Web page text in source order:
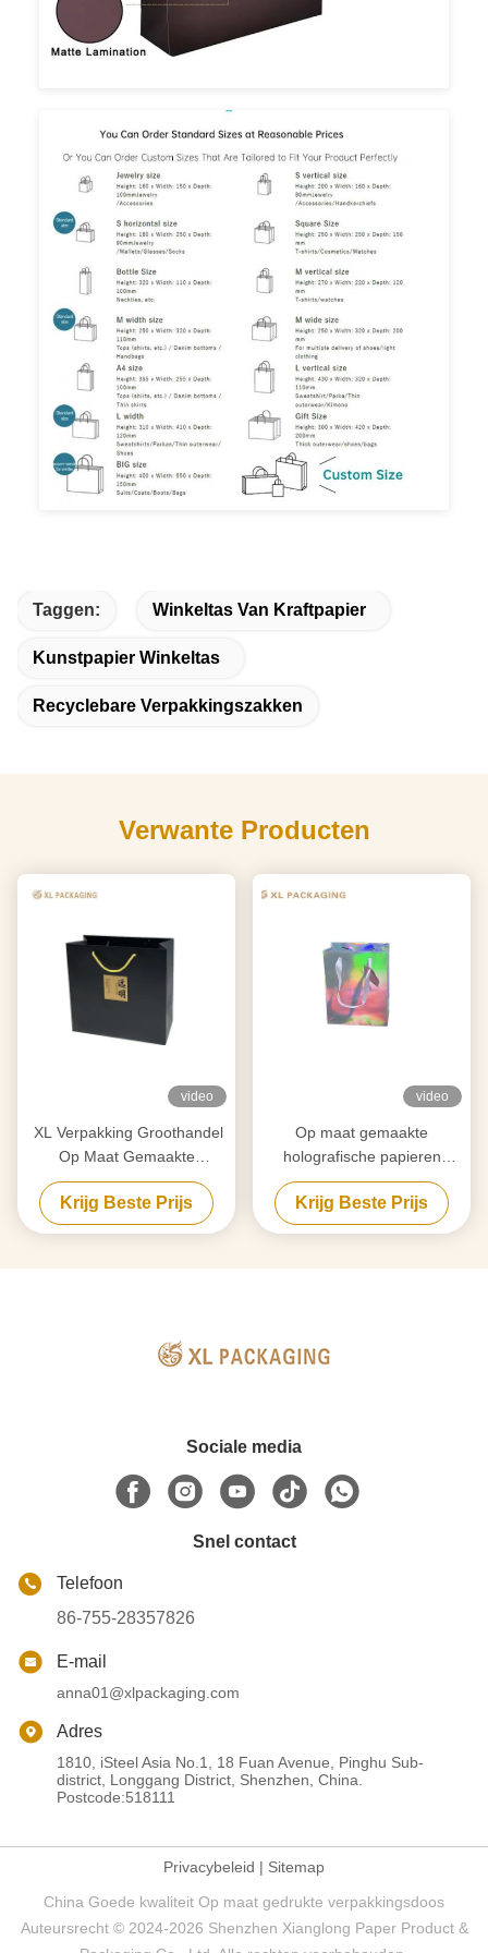
Taggen: Winkeltas Van Kraftpapier
Kunstpapier Winkeltas
Recyclebare Verpakkingszakken
Verwante Producten
video
XL Verpakking Groothandel
Op Maat Gemaakte
Kraftpapier Verpakking Met
Logo Recyclebare Oplossing
Voor Cosmetica Kleding
Krijg Beste Prijs
video
Op maat gemaakte
holografische papieren
winkeltassen met lintgrepen
voor cosmetica
Krijg Beste Prijs
Sociale media
Snel contact
Telefoon
86-755-28357826
E-mail
anna01@xlpackaging.com
Adres
1810, iSteel Asia No.1, 18 Fuan Avenue, Pinghu Sub-
district, Longgang District, Shenzhen, China.
Postcode:518111
Privacybeleid | Sitemap
China Goede kwaliteit Op maat gedrukte verpakkingsdoos
Auteursrecht © 2024-2026 Shenzhen Xianglong Paper Product &